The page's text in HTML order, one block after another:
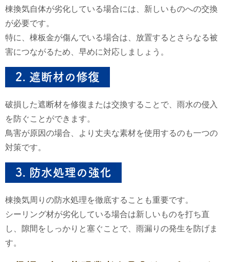
棟換気自体が劣化している場合には、新しいものへの交換
が必要です。
特に、棟板金が傷んでいる場合は、放置するとさらなる被
害につながるため、早めに対応しましょう。
2. 遮断材の修復
破損した遮断材を修復または交換することで、雨水の侵入
を防ぐことができます。
鳥害が原因の場合、より丈夫な素材を使用するのも一つの
対策です。
3. 防水処理の強化
棟換気周りの防水処理を徹底することも重要です。
シーリング材が劣化している場合は新しいものを打ち直
し、隙間をしっかりと塞ぐことで、雨漏りの発生を防げま
す。